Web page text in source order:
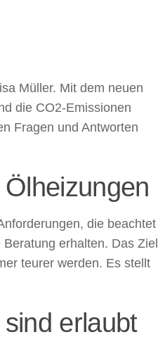
Müller. Mit dem neuen
die CO2-Emissionen
Fragen und Antworten
die beachtet
erhalten. Das Ziel
teurer werden. Es stellt
erlaubt